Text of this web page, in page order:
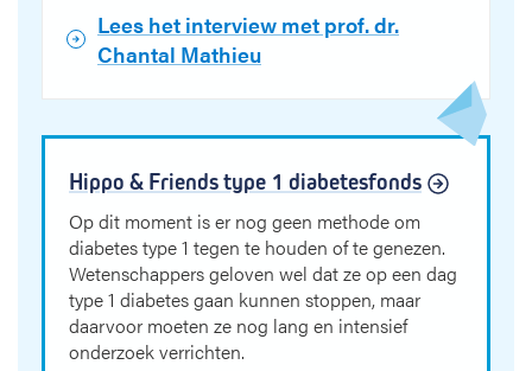
Lees het interview met prof. dr.
Chantal Mathieu
Hippo & Friends type 1 diabetesfonds
Op dit moment is er nog geen methode om
diabetes type 1 tegen te houden of te genezen.
Wetenschappers geloven wel dat ze op een dag
type 1 diabetes gaan kunnen stoppen, maar
daarvoor moeten ze nog lang en intensief
onderzoek verrichten.